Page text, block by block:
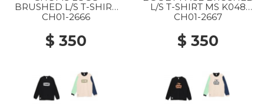
BRUSHED L/S T-SHIRT
MS K071 BLACK/WHITE
CH01-2666
$ 350
L/S T-SHIRT MS K048
BLACK/ORANGE
CH01-2667
$ 350